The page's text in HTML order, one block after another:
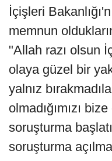
İçişleri
memnun
"Allah razı olsun
olaya güzel bir
yalnız
olmadığımızı
soruşturma
soruşturma